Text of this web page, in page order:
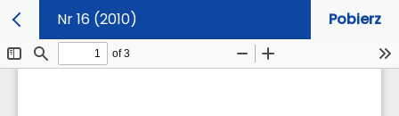
Nr 16 (2010) Pobierz